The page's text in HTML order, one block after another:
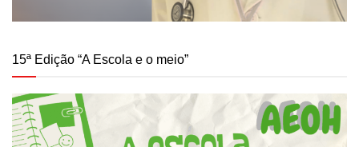
15ª Edição “A Escola e o meio”